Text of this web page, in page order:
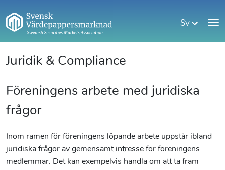
Sv
Juridik & Compliance
Föreningens arbete med juridiska
frågor
Inom ramen för föreningens löpande arbete uppstår ibland
juridiska frågor av gemensamt intresse för föreningens
medlemmar. Det kan exempelvis handla om att ta fram